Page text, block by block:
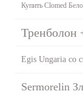
Купить Clomed
Тренболон
Egis Ungaria со
Sermorelin